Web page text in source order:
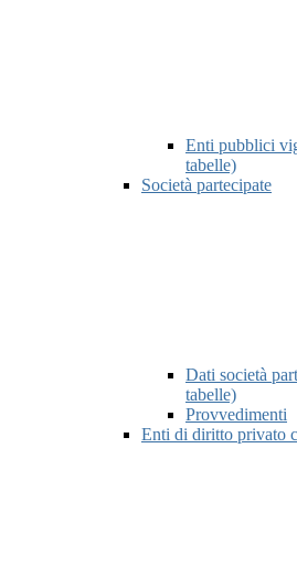
Enti pubblici
tabelle)
Società partecipate
Dati società
tabelle)
Provvedimenti
Enti di diritto privato